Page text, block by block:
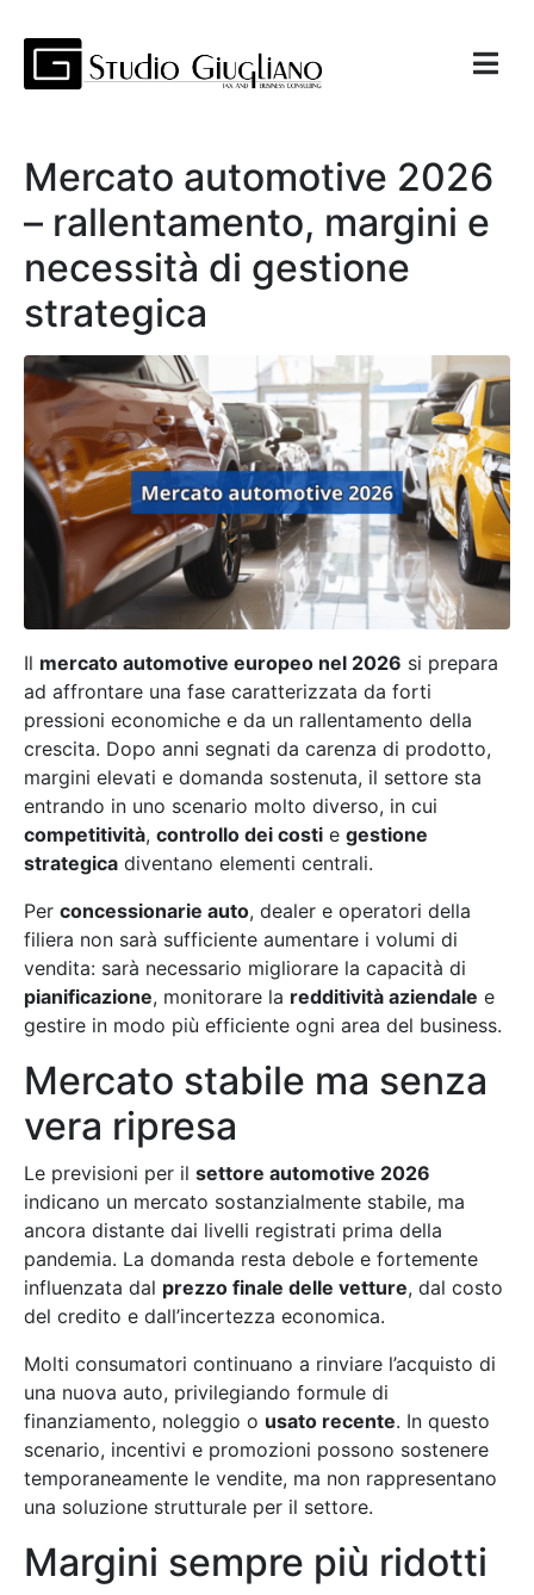
Mercato automotive 2026
– rallentamento, margini e
necessità di gestione
strategica
Il mercato automotive europeo nel 2026 si prepara
ad affrontare una fase caratterizzata da forti
pressioni economiche e da un rallentamento della
crescita. Dopo anni segnati da carenza di prodotto,
margini elevati e domanda sostenuta, il settore sta
entrando in uno scenario molto diverso, in cui
competitività, controllo dei costi e gestione
strategica diventano elementi centrali.
Per concessionarie auto, dealer e operatori della
filiera non sarà sufficiente aumentare i volumi di
vendita: sarà necessario migliorare la capacità di
pianificazione, monitorare la redditività aziendale e
gestire in modo più efficiente ogni area del business.
Mercato stabile ma senza
vera ripresa
Le previsioni per il settore automotive 2026
indicano un mercato sostanzialmente stabile, ma
ancora distante dai livelli registrati prima della
pandemia. La domanda resta debole e fortemente
influenzata dal prezzo finale delle vetture, dal costo
del credito e dall’incertezza economica.
Molti consumatori continuano a rinviare l’acquisto di
una nuova auto, privilegiando formule di
finanziamento, noleggio o usato recente. In questo
scenario, incentivi e promozioni possono sostenere
temporaneamente le vendite, ma non rappresentano
una soluzione strutturale per il settore.
Margini sempre più ridotti